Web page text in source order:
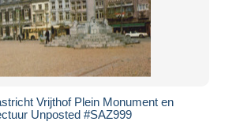
Vrijthof Plein Monument en
Unposted #SAZ999